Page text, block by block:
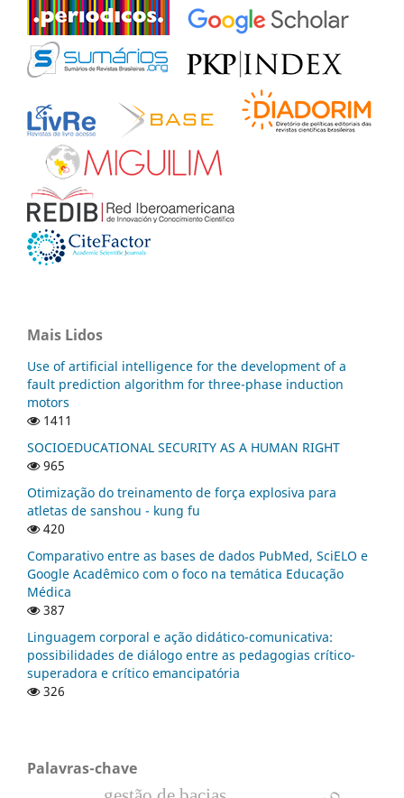
Mais Lidos
Use of artificial intelligence for the development of a
fault prediction algorithm for three-phase induction
motors
1411
SOCIOEDUCATIONAL SECURITY AS A HUMAN RIGHT
965
Otimização do treinamento de força explosiva para
atletas de sanshou - kung fu
420
Comparativo entre as bases de dados PubMed, SciELO e
Google Acadêmico com o foco na temática Educação
Médica
387
Linguagem corporal e ação didático-comunicativa:
possibilidades de diálogo entre as pedagogias crítico-
superadora e crítico emancipatória
326
Palavras-chave